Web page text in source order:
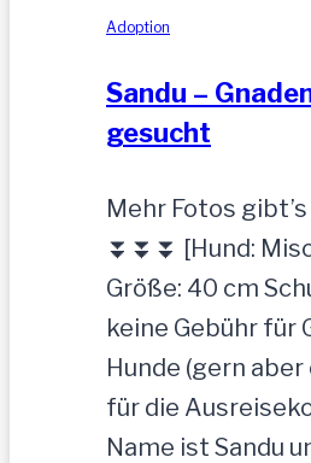
Adoption
Sandu –
gesucht
Mehr Fotos
⏬⏬⏬ [Hund:
Größe: 40 cm
keine Gebühr für
Hunde (gern
für die
Name ist Sandu